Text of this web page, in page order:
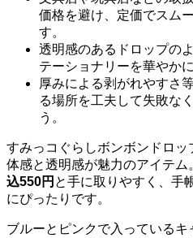
価格を避け、定価でスム
す。
透明感のあるドロップの
テーショナリーを華やか
厚みによる剥がれやすさ
る場所を工夫して失敗な
う。
すみっコぐらしボンボンドロ
体感と透明感が魅力のアイテム
込550円 と手に取りやすく、手
にぴったりです。
ブルーとピンクで入っている